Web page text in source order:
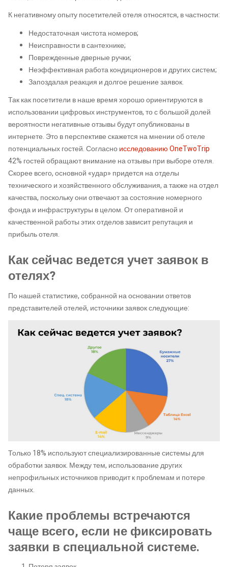
К негативному опыту посетителей отеля относятся, в частности:
Недостаточная чистота номеров;
Неисправности в сантехнике;
Поврежденные дверные ручки;
Неэффективная работа кондиционеров и других систем;
Запоздалая реакция и долгое решение заявок.
Так как посетители в наше время хорошо ориентируются в
использовании цифровых инструментов, то с большой долей
вероятности негативные отзывы будут опубликованы в
интернете. Это в перспективе скажется на мнении об отеле
потенциальных гостей. Согласноисследованию OneTwoTrip
42% гостей обращают внимание на отзывы при выборе отеля.
Скорее всего, основной «удар» придется на отделы
технического и хозяйственного обслуживания, а также на отдел
качества, поскольку они отвечают за состояние номерного
фонда и инфраструктуры в целом. От оперативной и
качественной работы этих отделов зависит репутация и
прибыль отеля.
Как сейчас ведется учет заявок в
отелях?
По нашей статистике, собранной на основании ответов
представителей отелей, источники заявок следующие:
Только 18% используют специализированные системы для
обработки заявок. Между тем, использование других
непрофильных источников приводит к проблемам и потере
данных.
Какие проблемы встречаются
чаще всего, если не фиксировать
заявки в специальной системе.